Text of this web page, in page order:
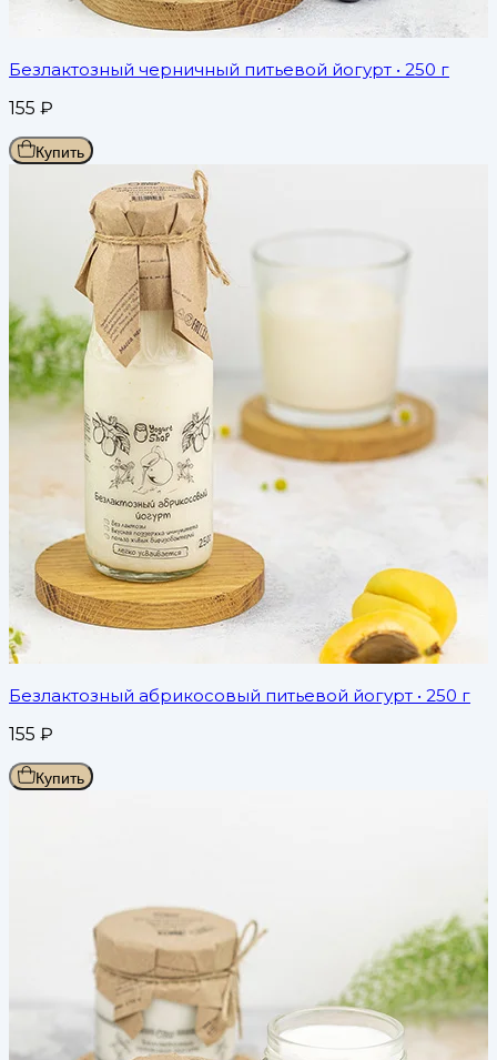
Безлактозный черничный питьевой йогурт • 250 г
155 ₽
Купить
Безлактозный абрикосовый питьевой йогурт • 250 г
155 ₽
Купить